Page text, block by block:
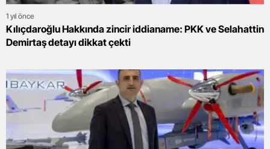
1 yıl önce
Kılıçdaroğlu Hakkında zincir iddianame: PKK ve Selahattin
Demirtaş detayı dikkat çekti